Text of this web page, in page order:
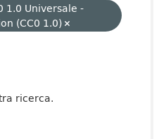
1.0 Universale -
(CC0 1.0)
ricerca.